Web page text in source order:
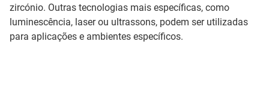
zircónio. Outras tecnologias mais específicas, como
luminescência, laser ou ultrassons, podem ser utilizadas
para aplicações e ambientes específicos.